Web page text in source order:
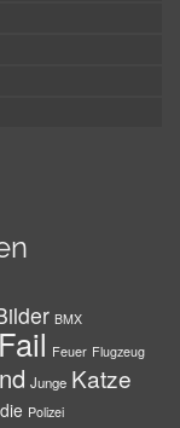
BMX
Fail Feuer Flugzeug
Junge Katze
Polizei